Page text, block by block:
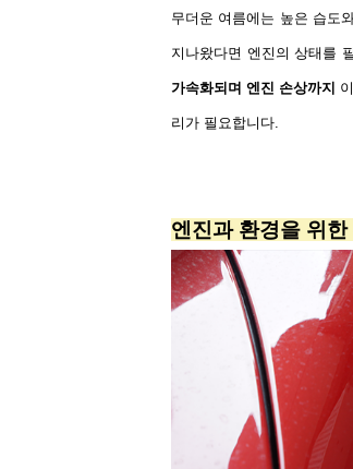
무더운 여름에는 높은 습도
지나왔다면 엔진의 상태를
가속화되며 엔진 손상까지
리가 필요합니다
엔진과 환경을 위한